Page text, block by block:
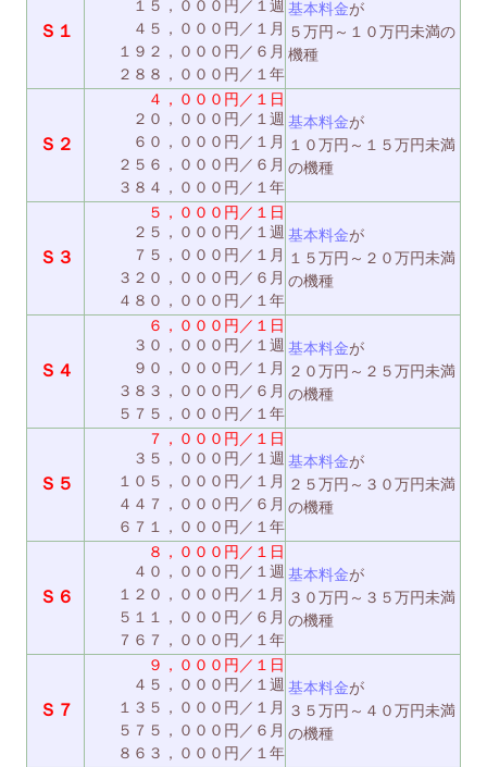
Ｓ１
１５，０００円／１週
４５，０００円／１月
１９２，０００円／６月
２８８，０００円／１年
基本料金が
５万円～１０万円未満の
機種
Ｓ２
４，０００円／１日
２０，０００円／１週
６０，０００円／１月
２５６，０００円／６月
３８４，０００円／１年
基本料金が
１０万円～１５万円未満
の機種
Ｓ３
５，０００円／１日
２５，０００円／１週
７５，０００円／１月
３２０，０００円／６月
４８０，０００円／１年
基本料金が
１５万円～２０万円未満
の機種
Ｓ４
６，０００円／１日
３０，０００円／１週
９０，０００円／１月
３８３，０００円／６月
５７５，０００円／１年
基本料金が
２０万円～２５万円未満
の機種
Ｓ５
７，０００円／１日
３５，０００円／１週
１０５，０００円／１月
４４７，０００円／６月
６７１，０００円／１年
基本料金が
２５万円～３０万円未満
の機種
Ｓ６
８，０００円／１日
４０，０００円／１週
１２０，０００円／１月
５１１，０００円／６月
７６７，０００円／１年
基本料金が
３０万円～３５万円未満
の機種
Ｓ７
９，０００円／１日
４５，０００円／１週
１３５，０００円／１月
５７５，０００円／６月
８６３，０００円／１年
基本料金が
３５万円～４０万円未満
の機種